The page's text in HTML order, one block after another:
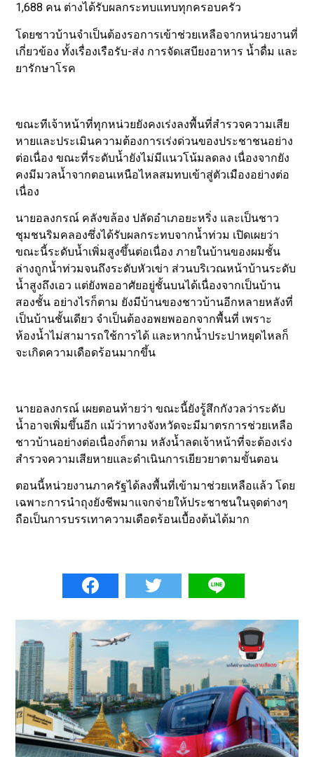
1,688 คน ต่างได้รับผลกระทบแทบทุกครอบครัว
โดยชาวบ้านจำเป็นต้องรอการเข้าช่วยเหลือจากหน่วยงานที่
เกี่ยวข้อง ทั้งเรื่องเรือรับ-ส่ง การจัดเสบียงอาหาร น้ำดื่ม และ
ยารักษาโรค
ขณะทีเจ้าหน้าที่ทุกหน่วยยังคงเร่งลงพื้นที่สำรวจความเสีย
หายและประเมินความต้องการเร่งด่วนของประชาชนอย่าง
ต่อเนื่อง ขณะที่ระดับน้ำยังไม่มีแนวโน้มลดลง เนื่องจากยัง
คงมีมวลน้ำจากตอนเหนือไหลสมทบเข้าสู่ตัวเมืองอย่างต่อ
เนื่อง
นายอลงกรณ์ คลังขล้อง ปลัดอำเภอยะหริ่ง และเป็นชาว
ชุมชนริมคลองซึ่งได้รับผลกระทบจากน้ำท่วม เปิดเผยว่า
ขณะนี้ระดับน้ำเพิ่มสูงขึ้นต่อเนื่อง ภายในบ้านของผมชั้น
ล่างถูกน้ำท่วมจนถึงระดับหัวเข่า ส่วนบริเวณหน้าบ้านระดับ
น้ำสูงถึงเอว แต่ยังพออาศัยอยู่ชั้นบนได้เนื่องจากเป็นบ้าน
สองชั้น อย่างไรก็ตาม ยังมีบ้านของชาวบ้านอีกหลายหลังที่
เป็นบ้านชั้นเดียว จำเป็นต้องอพยพออกจากพื้นที่ เพราะ
ห้องน้ำไม่สามารถใช้การได้ และหากน้ำประปาหยุดไหลก็
จะเกิดความเดือดร้อนมากขึ้น
นายอลงกรณ์ เผยตอนท้ายว่า ขณะนี้ยังรู้สึกกังวลว่าระดับ
น้ำอาจเพิ่มขึ้นอีก แม้ว่าทางจังหวัดจะมีมาตรการช่วยเหลือ
ชาวบ้านอย่างต่อเนื่องก็ตาม หลังน้ำลดเจ้าหน้าที่จะต้องเร่ง
สำรวจความเสียหายและดำเนินการเยียวยาตามขั้นตอน
ตอนนี้หน่วยงานภาครัฐได้ลงพื้นที่เข้ามาช่วยเหลือแล้ว โดย
เฉพาะการนำถุงยังชีพมาแจกจ่ายให้ประชาชนในจุดต่างๆ
ถือเป็นการบรรเทาความเดือดร้อนเบื้องต้นได้มาก